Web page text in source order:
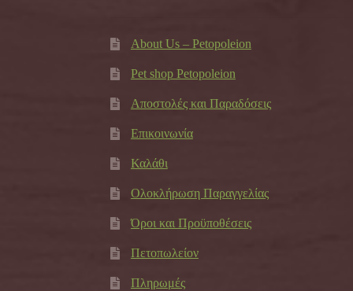
About Us – Petopoleion
Pet shop Petopoleion
Αποστολές και Παραδόσεις
Επικοινωνία
Καλάθι
Ολοκλήρωση Παραγγελίας
Όροι και Προϋποθέσεις
Πετοπωλείον
Πληρωμές